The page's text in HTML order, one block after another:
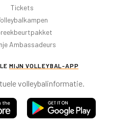
Tickets
Ambassadeurs
MIJN VOLLEYBAL-APP
volleybalinformatie.